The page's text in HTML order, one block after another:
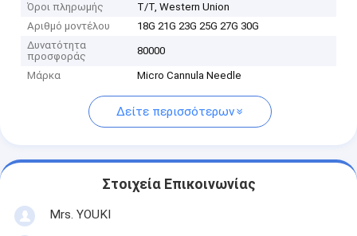
Όροι πληρωμής
T/T, Western Union
Αριθμό μοντέλου
18G 21G 23G 25G 27G 30G
Δυνατότητα
προσφοράς
80000
Μάρκα Micro Cannula Needle
Δείτε περισσότερων
Στοιχεία Επικοινωνίας
Mrs. YOUKI